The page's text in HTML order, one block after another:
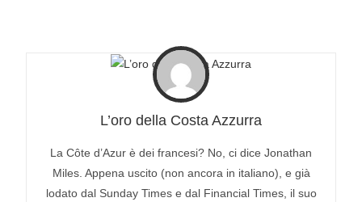
L’oro della Costa Azzurra
La Côte d’Azur è dei francesi? No, ci dice Jonathan
Miles. Appena uscito (non ancora in italiano), e già
lodato dal Sunday Times e dal Financial Times, il suo